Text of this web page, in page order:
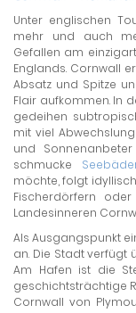
Unter englischen
mehr und auch
Gefallen am
Englands. Cornwall
Absatz und Spitze
Flair aufkommen. In
gedeihen
mit viel
und
schmucke
möchte, folgt
Fischerdörfern
Landesinneren
Als Ausgangspunkt
an. Die Stadt verfügt
Am Hafen ist die
geschichtsträchtige
Cornwall von